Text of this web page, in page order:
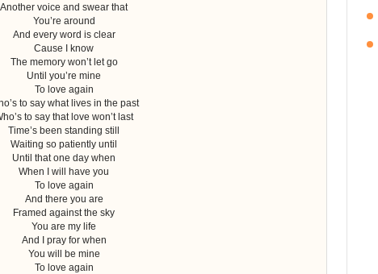
Another voice and swear that
You’re around
And every word is clear
Cause I know
The memory won’t let go
Until you’re mine
To love again
to say what lives in the past
to say that love won’t last
Time’s been standing still
Waiting so patiently until
Until that one day when
When I will have you
To love again
And there you are
Framed against the sky
You are my life
And I pray for when
You will be mine
To love again